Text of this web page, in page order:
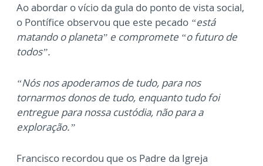
Ao abordar o vício da gula do ponto de vista social,
o Pontífice observou que este pecado “está
matando o planeta” e compromete “o futuro de
todos”.
“Nós nos apoderamos de tudo, para nos
tornarmos donos de tudo, enquanto tudo foi
entregue para nossa custódia, não para a
exploração.”
Francisco recordou que os Padre da Igreja